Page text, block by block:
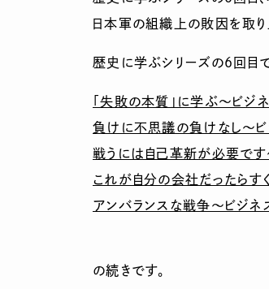
日本軍の組織上の敗因を取り
歴史に学ぶシリーズの6回目で
「失敗の本質」に学ぶ〜ビ
負けに不思議の負けなし〜
戦うには自己革新が必要で
これが自分の会社だったら
アンバランスな戦争〜ビジ
の続きです。